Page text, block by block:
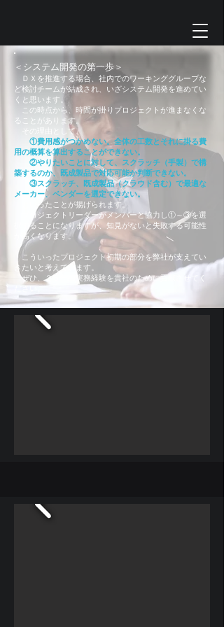
＜システム開発の第一歩＞
ＤＸを推進する場合、社内でのワーキンググループな
ど検討チームが結成され、いざシステム開発を進めてい
くと思います。
この時点から、時間が掛りプロジェクトが進まなくな
ることがあります。
その理由として、
①費用感がつかめない。全体の工数とそれに掛る費
用の概算を算出することができない。
②やりたいことに対して、スクラッチ（手製）で構
築するのか、既成製品で対応可能か判断できない。
③スクラッチ、既成製品（クラウド含む）で最適な
メーカー、ベンダーを選定できない。
といったことが揚げられます。
プロジェクトリーダーがメンバーと協力し①～③を選
択することになりますが、知見がないと失敗する可能性
が高くなります。
こういったプロジェクト初期の部分を弊社が支えてい
きたいと考えています。
ぜひ、２５年の実務経験を貴社のために貢献させてく
ださい。​